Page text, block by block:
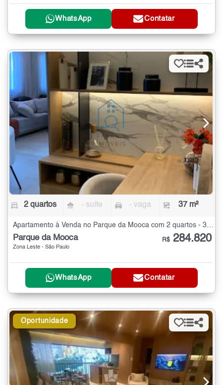
WhatsApp Contatar
2 quartos - suíte - vaga 37 m²
Parque da Mooca
Zona Leste - São Paulo
R$ 284.820
WhatsApp Contatar
Oportunidade